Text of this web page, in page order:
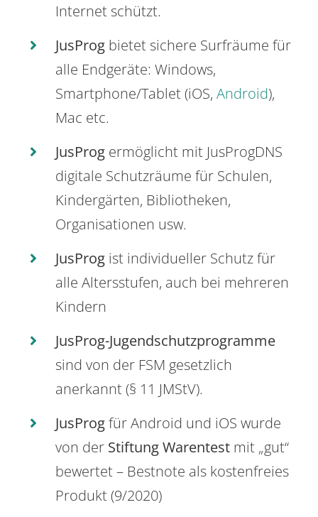
Internet schützt.
JusProg bietet sichere Surfräume für
alle Endgeräte: Windows,
Smartphone/Tablet (iOS, Android),
Mac etc.
JusProg ermöglicht mit JusProgDNS
digitale Schutzräume für Schulen,
Kindergärten, Bibliotheken,
Organisationen usw.
JusProg ist individueller Schutz für
alle Altersstufen, auch bei mehreren
Kindern
JusProg-Jugendschutzprogramme
sind von der FSM gesetzlich
anerkannt (§ 11 JMStV).
JusProgfür Android und iOS wurde
von der Stiftung Warentest mit „gut“
bewertet – Bestnote als kostenfreies
Produkt (9/2020)